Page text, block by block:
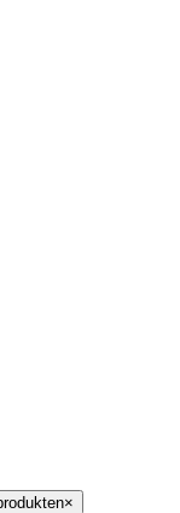
×